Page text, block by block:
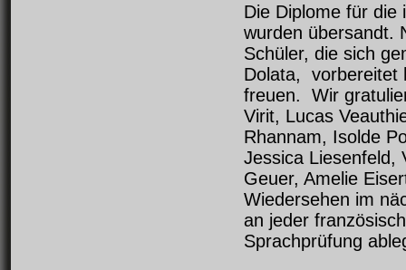
Die Diplome für
wurden übersandt.
Schüler, die sich
Dolata, vorbereitet
freuen. Wir
Virit, Lucas
Rhannam, Isolde
Jessica Liesenfeld,
Geuer, Amelie
Wiedersehen im
an jeder
Sprachprüfung